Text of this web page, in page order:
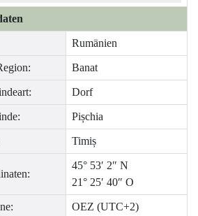
Rumänien
Banat
Dorf
Pișchia
Timiș
45° 53′ 2″ N
21° 25′ 40″ O
OEZ (UTC+2)